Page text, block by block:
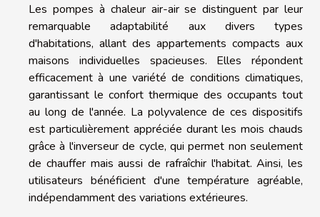
Les pompes à chaleur air-air se distinguent par leur
remarquable adaptabilité aux divers types
d'habitations, allant des appartements compacts aux
maisons individuelles spacieuses. Elles répondent
efficacement à une variété de conditions climatiques,
garantissant le confort thermique des occupants tout
au long de l'année. La polyvalence de ces dispositifs
est particulièrement appréciée durant les mois chauds
grâce à l'inverseur de cycle, qui permet non seulement
de chauffer mais aussi de rafraîchir l'habitat. Ainsi, les
utilisateurs bénéficient d'une température agréable,
indépendamment des variations extérieures.